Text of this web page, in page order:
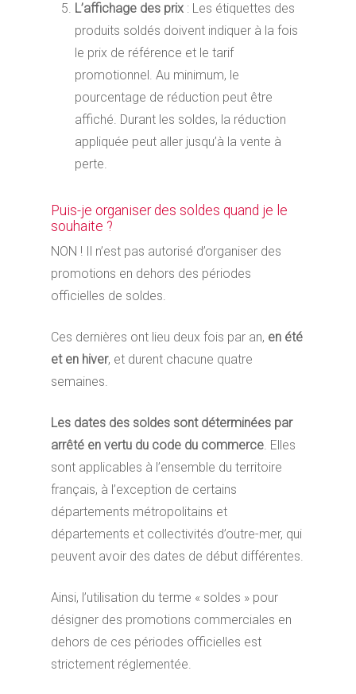
L’affichage des prix : Les étiquettes des
produits soldés doivent indiquer à la fois
le prix de référence et le tarif
promotionnel. Au minimum, le
pourcentage de réduction peut être
affiché. Durant les soldes, la réduction
appliquée peut aller jusqu’à la vente à
perte.
Puis-je organiser des soldes quand je le
souhaite ?
NON ! Il n’est pas autorisé d’organiser des
promotions en dehors des périodes
officielles de soldes.
Ces dernières ont lieu deux fois par an, en été
et en hiver, et durent chacune quatre
semaines.
Les dates des soldes sont déterminées par
arrêté en vertu du code du commerce. Elles
sont applicables à l’ensemble du territoire
français, à l’exception de certains
départements métropolitains et
départements et collectivités d’outre-mer, qui
peuvent avoir des dates de début différentes.
Ainsi, l’utilisation du terme « soldes » pour
désigner des promotions commerciales en
dehors de ces périodes officielles est
strictement réglementée.